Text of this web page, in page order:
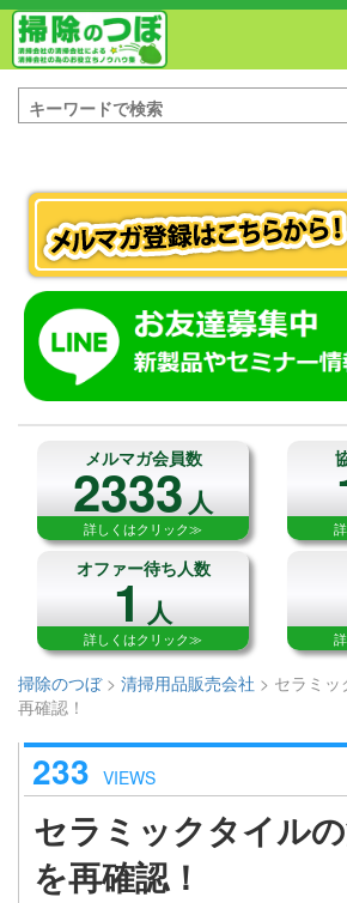
メルマガ会員数
2333人
詳しくはクリック≫
オファー待ち人数
1人
詳しくはクリック≫
掃除のつぼ> 清掃用品販売会社 > セラミッ
再確認！
233 VIEWS
セラミックタイル
を再確認！